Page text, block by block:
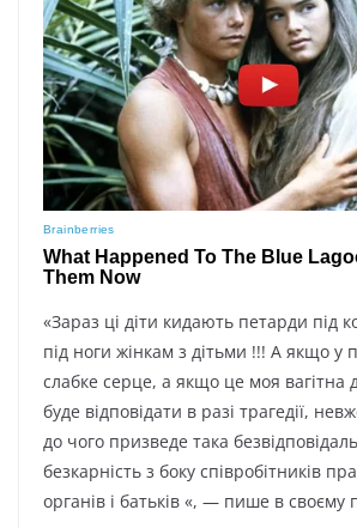
«Зараз ці діти кидають петарди під
під ноги жінкам з дітьми !!! А якщо у
слабке серце, а якщо це моя вагітна
буде відповідати в разі трагедії,
до чого призведе така
безкарність з боку співробітників
органів і батьків «, — пише в своєму